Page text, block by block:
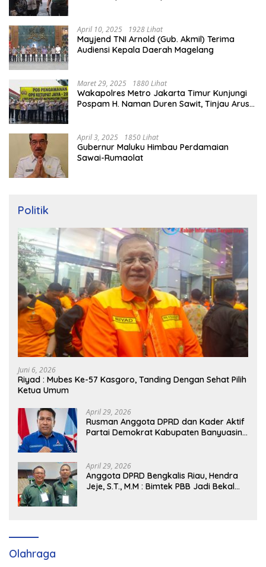
April 10, 2025 1928 Lihat
Mayjend TNI Arnold (Gub. Akmil) Terima
Audiensi Kepala Daerah Magelang
Maret 29, 2025 1880 Lihat
Wakapolres Metro Jakarta Timur Kunjungi
Pospam H. Naman Duren Sawit, Tinjau Arus
April 3, 2025 1850 Lihat
Gubernur Maluku Himbau Perdamaian
Sawai-Rumaolat
Politik
Juni 6, 2026
Riyad : Mubes Ke-57 Kasgoro, Tanding Dengan Sehat Pilih
Ketua Umum
April 29, 2026
Rusman Anggota DPRD dan Kader Aktif
Partai Demokrat Kabupaten Banyuasin
April 29, 2026
Anggota DPRD Bengkalis Riau, Hendra
Jeje, S.T., M.M : Bimtek PBB Jadi Bekal
Olahraga